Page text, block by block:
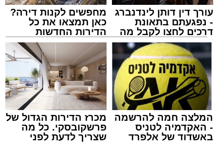
צילום: יהושע פרוכטר
מערכת האתר / 00:35 09.08.26
עורך דין דותן לינדנברג
- נפגעתם בתאונת
דרכים לחצו לקבל מה
שמגיע לכם
מחפשים לקנות דירה?
כאן תמצאו את כל
הדירות החדשות
למכירה באשדוד >>>
המלצה חמה להרשמה
- האקדמיה לטניס
באשדוד של אלפרד
מכרז הדירות הגדול של
פרשקובסקי. כל מה
שצריך לדעת לפני